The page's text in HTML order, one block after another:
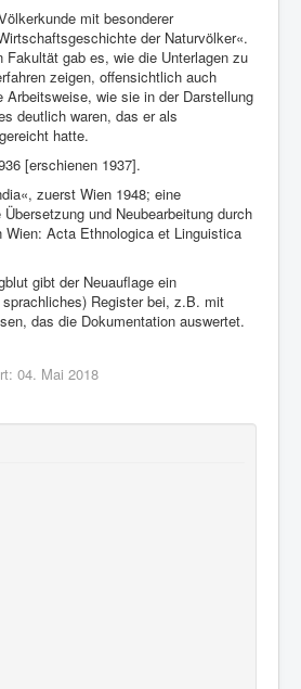
mit besonderer
der Naturvölker«.
Fakultät gab es, wie die Unterlagen zu
zeigen, offensichtlich auch
Arbeitsweise, wie sie in der Darstellung
deutlich waren, das er als
hatte.
[erschienen 1937].
zuerst Wien 1948; eine
und Neubearbeitung durch
Wien: Acta Ethnologica et Linguistica
gibt der Neuauflage ein
Register bei, z.B. mit
das die Dokumentation auswertet.
04. Mai 2018